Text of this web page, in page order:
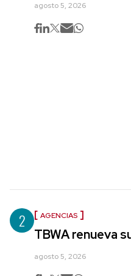
agosto 5, 2026
2 AGENCIAS
TBWA renueva
agosto 5, 2026